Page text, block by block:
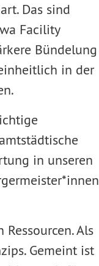
Das sind
Facility
Bündelung
in der
in unseren
Als
Gemeint ist